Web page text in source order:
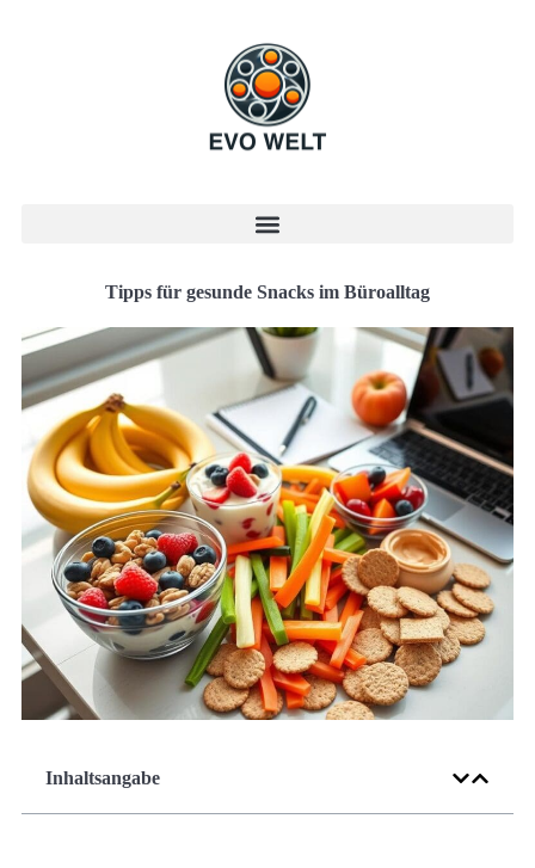
Tipps für gesunde Snacks im Büroalltag
Inhaltsangabe